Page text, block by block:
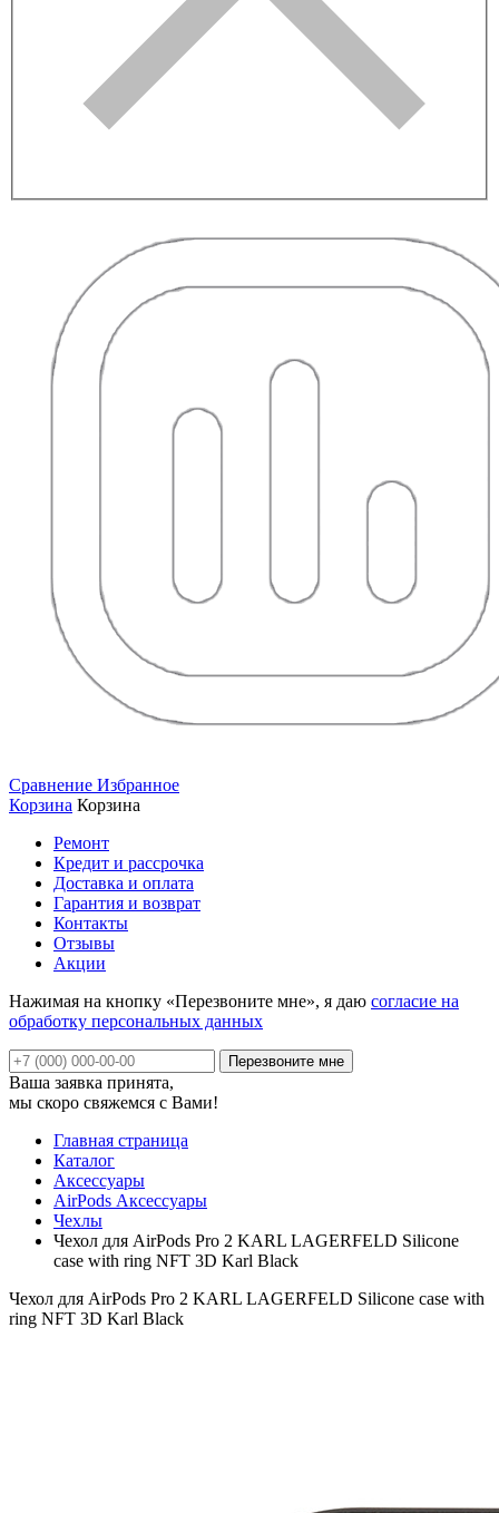
Сравнение Избранное
Корзина Корзина
Ремонт
Кредит и рассрочка
Доставка и оплата
Гарантия и возврат
Контакты
Отзывы
Акции
Нажимая на кнопку «Перезвоните мне», я даю согласие на
обработку персональных данных
Ваша заявка принята,
мы скоро свяжемся с Вами!
Главная страница
Каталог
Аксессуары
AirPods Аксессуары
Чехлы
Чехол для AirPods Pro 2 KARL LAGERFELD Silicone
case with ring NFT 3D Karl Black
Чехол для AirPods Pro 2 KARL LAGERFELD Silicone case with
ring NFT 3D Karl Black